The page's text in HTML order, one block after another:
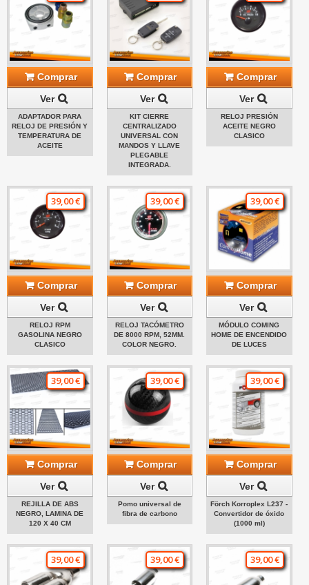
Comprar
Ver
ADAPTADOR PARA
RELOJ DE PRESIÓN Y
TEMPERATURA DE
ACEITE
Comprar
Ver
KIT CIERRE
CENTRALIZADO
UNIVERSAL CON
MANDOS Y LLAVE
PLEGABLE
INTEGRADA.
Comprar
Ver
RELOJ PRESIÓN
ACEITE NEGRO
CLASICO
39,00 €
Comprar
Ver
RELOJ RPM
GASOLINA NEGRO
CLASICO
39,00 €
Comprar
Ver
RELOJ TACÓMETRO
DE 8000 RPM, 52MM.
COLOR NEGRO.
39,00 €
Comprar
Ver
MÓDULO COMING
HOME DE ENCENDIDO
DE LUCES
39,00 €
Comprar
Ver
REJILLA DE ABS
NEGRO, LAMINA DE
120 X 40 CM
39,00 €
Comprar
Ver
Pomo universal de
fibra de carbono
39,00 €
Comprar
Ver
Förch Korroplex L237 -
Convertidor de óxido
(1000 ml)
39,00 € 39,00 € 39,00 €